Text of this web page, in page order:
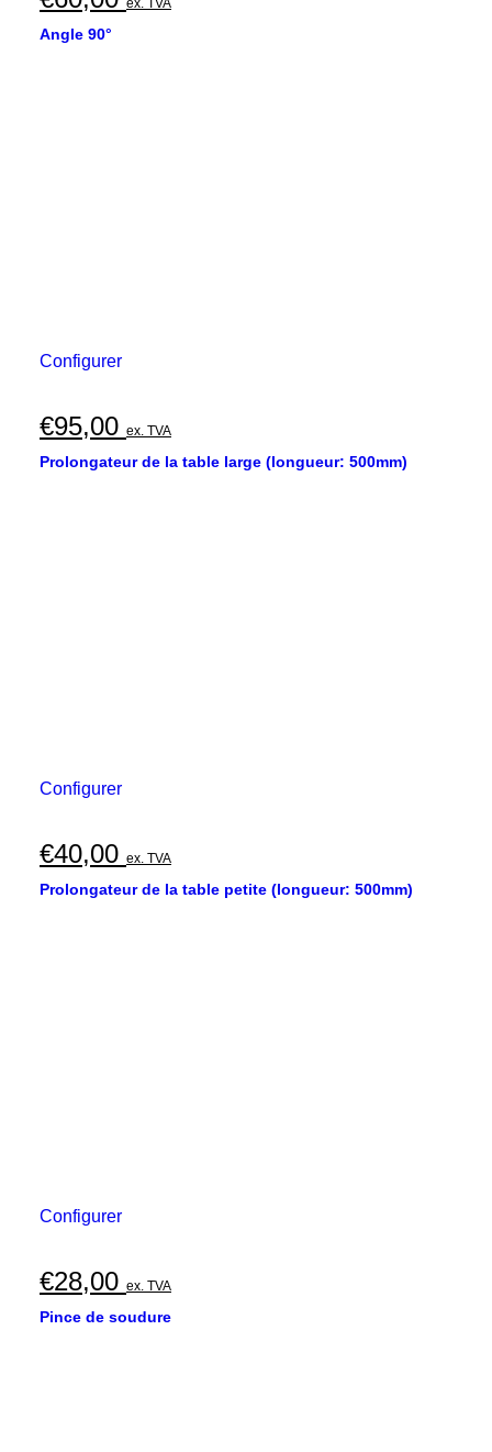
ex. TVA
Angle 90°
Configurer
€95,00 ex. TVA
Prolongateur de la table large (longueur: 500mm)
Configurer
€40,00 ex. TVA
Prolongateur de la table petite (longueur: 500mm)
Configurer
€28,00 ex. TVA
Pince de soudure